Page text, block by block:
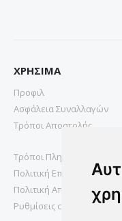
ΧΡΗΣΙΜΑ
Προφιλ
Ασφάλεια Συναλλαγών
Τρόποι Αποστολής
Τρόποι Πληρωμής
Πολιτική Επιστροφών
Πολιτική Απορρήτου
Ρυθμίσεις cookies